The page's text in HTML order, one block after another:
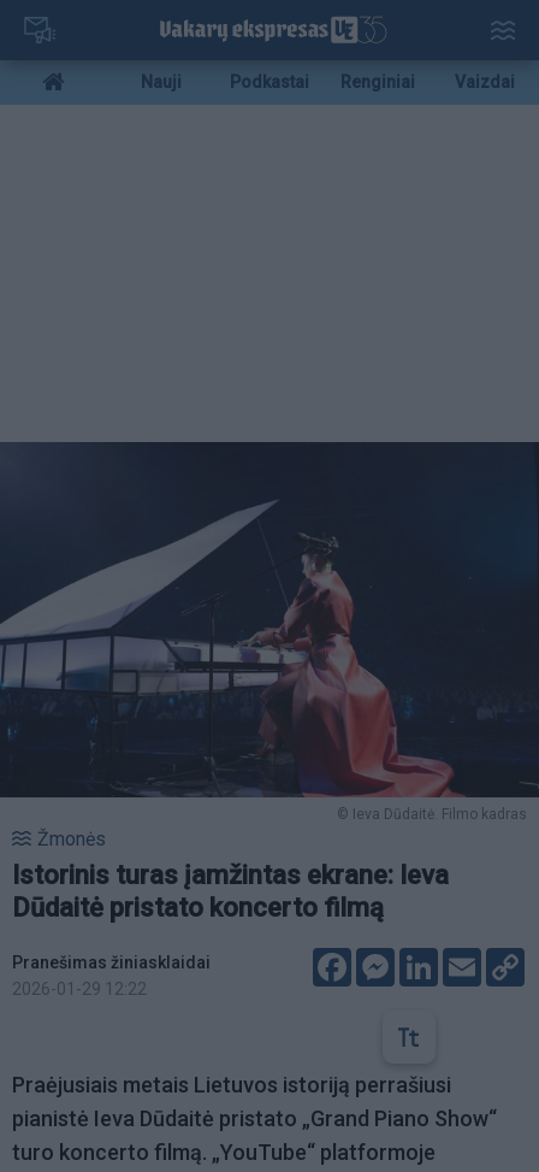
Pereiti
pagrindinį
turinį
Mobile
menu
Nauji Podkastai Renginiai Vaizdai
© Ieva Dūdaitė. Filmo kadras
Žmonės
Istorinis turas įamžintas ekrane: Ieva
Dūdaitė pristato koncerto filmą
Pranešimas žiniasklaidai
2026-01-29 12:22
FacebookMessenger
LinkedIn
Email
Praėjusiais metais Lietuvos istoriją perrašiusi
pianistė Ieva Dūdaitė pristato „Grand Piano Show“
turo koncerto filmą. „YouTube“ platformoje